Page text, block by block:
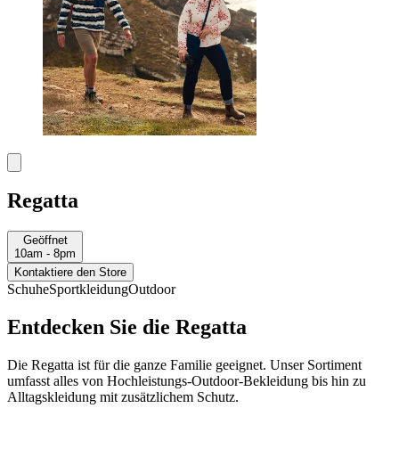
Regatta
Geöffnet
10am - 8pm
Kontaktiere den Store
SchuheSportkleidungOutdoor
Entdecken Sie die Regatta
Die Regatta ist für die ganze Familie geeignet. Unser Sortiment
umfasst alles von Hochleistungs-Outdoor-Bekleidung bis hin zu
Alltagskleidung mit zusätzlichem Schutz.